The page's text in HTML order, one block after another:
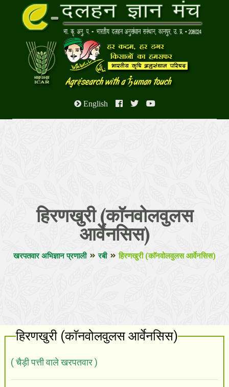
English
हिरणखुरी (काॅनवोलवुलस
आर्वेनसिस)
खरपतवार अभिज्ञान प्रणाली रबी हिरणखुरी (काॅनवोलवुलस आर्वेनसिस)
हिरणखुरी (काॅनवोलवुलस आर्वेनसिस)
( चैड़ी पत्ती वाले खरपतवार )